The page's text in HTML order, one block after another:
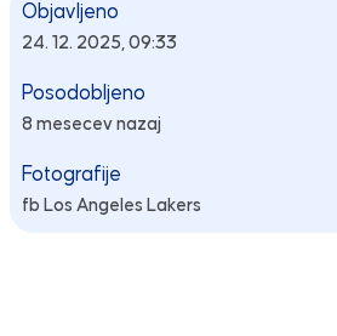
Objavljeno
24. 12. 2025, 09:33
Posodobljeno
8 mesecev nazaj
Fotografije
fb Los Angeles Lakers